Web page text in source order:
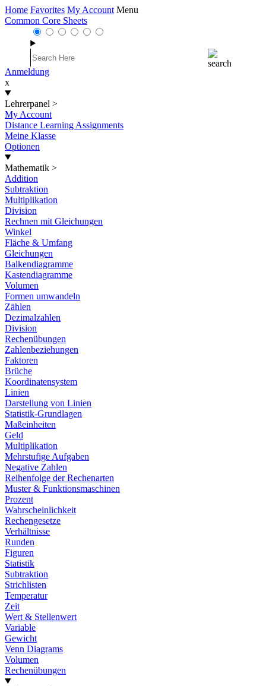
Home Favorites My Account Menu
Common Core Sheets
Anmeldung
x
Lehrerpanel >
My Account
Distance Learning Assignments
Meine Klasse
Optionen
Mathematik >
Addition
Subtraktion
Multiplikation
Division
Rechnen mit Gleichungen
Winkel
Fläche & Umfang
Gleichungen
Balkendiagramme
Kastendiagramme
Volumen
Formen umwandeln
Zählen
Dezimalzahlen
Division
Rechenübungen
Zahlenbeziehungen
Faktoren
Brüche
Koordinatensystem
Linien
Darstellung von Linien
Statistik-Grundlagen
Maßeinheiten
Geld
Multiplikation
Mehrstufige Aufgaben
Negative Zahlen
Reihenfolge der Rechenarten
Muster & Funktionsmaschinen
Prozent
Wahrscheinlichkeit
Rechengesetze
Verhältnisse
Runden
Figuren
Statistik
Subtraktion
Strichlisten
Temperatur
Zeit
Wert & Stellenwert
Variable
Gewicht
Venn Diagrams
Volumen
Rechenübungen